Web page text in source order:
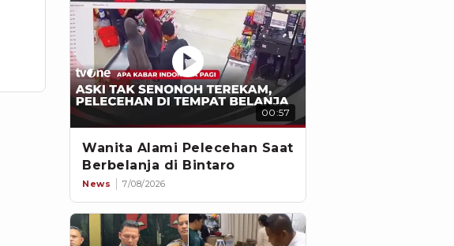
00:57
Wanita Alami Pelecehan Saat
Berbelanja di Bintaro
News 7/08/2026